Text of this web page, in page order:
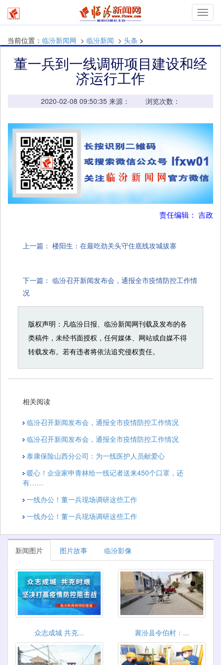
当前位置： 临汾新闻网 > 临汾新闻 > 头条 >
董一兵到一线调研项目建设和经
济运行工作
2020-02-08 09:50:35 来源： 浏览次数：
责任编辑： 吉政
上一篇： 楼阳生：在最吃劲关头守住底线攻城拔寨
下一篇： 临汾召开新闻发布会，通报全市疫情防控工作情
况
版权声明：凡临汾日报、临汾新闻网刊载及发布的各
类稿件，未经书面授权，任何媒体、网站或自媒不得
转载发布。若有违者将依法追究侵权责任。
相关阅读
临汾召开新闻发布会，通报全市疫情防控工作情况
临汾召开新闻发布会，通报全市疫情防控工作情况
泰康保险山西分公司：为一线医护人员献爱心
暖心！企业家申青林给一线记者送来450个口罩，还
有……
一线办公！董一兵现场调研这些工作
一线办公！董一兵现场调研这些工作
新闻图片 图片故事 临汾影像
众志成城 共克... 襄汾县令伯村：...